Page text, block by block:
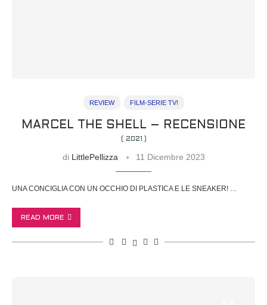
REVIEW FILM-SERIE TV!
MARCEL THE SHELL – RECENSIONE
( 2021 )
di LittlePellizza 11 Dicembre 2023
UNA CONCIGLIA CON UN OCCHIO DI PLASTICA E LE SNEAKER! …
READ MORE